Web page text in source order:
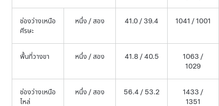
ช่องว่างเหนือ
ศีรษะ
หนึ่ง / สอง 41.0 / 39.4 1041 / 1001
พื้นที่วางขา หนึ่ง / สอง 41.8 / 40.5
1063 /
1029
ช่องว่างเหนือ
ไหล่
หนึ่ง / สอง 56.4 / 53.2
1433 /
1351